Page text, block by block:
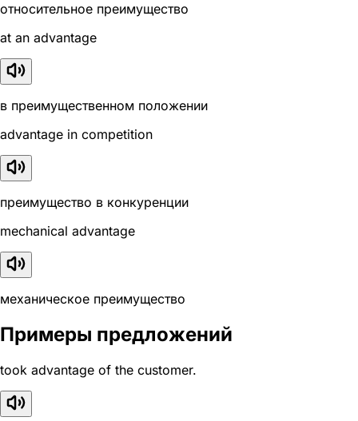
относительное преимущество
at an advantage
в преимущественном положении
advantage in competition
преимущество в конкуренции
mechanical advantage
механическое преимущество
Примеры предложений
took advantage of the customer.